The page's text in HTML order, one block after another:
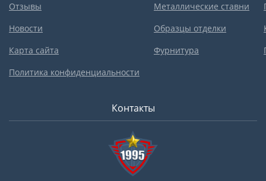
Отзывы
Новости
Карта сайта
Политика конфиденциальности
Металлические ставни
Образцы отделки
Фурнитура
Контакты